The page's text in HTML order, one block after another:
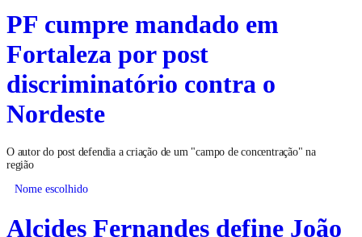
PF cumpre mandado em
Fortaleza por post
discriminatório contra o
Nordeste
O autor do post defendia a criação de um "campo de concentração" na
região
Nome escolhido
Alcides Fernandes define João